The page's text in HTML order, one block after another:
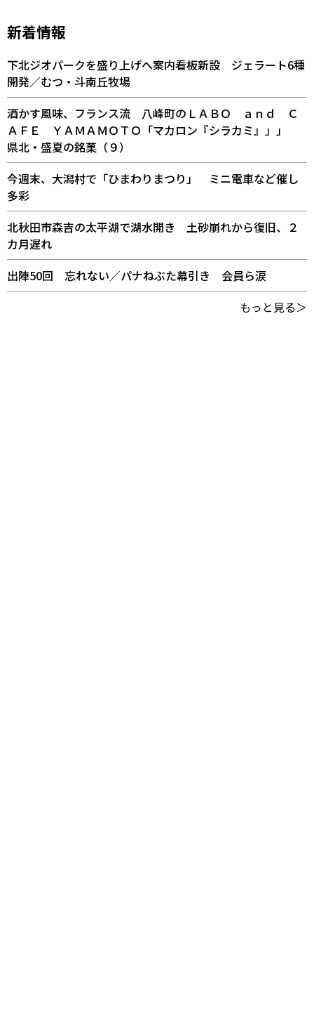
新着情報
下北ジオパークを盛り上げへ案内看板新設 ジェラート6種
開発／むつ・斗南丘牧場
酒かす風味、フランス流 八峰町のＬＡＢＯ ａｎｄ Ｃ
ＡＦＥ ＹＡＭＡＭＯＴＯ「マカロン『シラカミ』」」
県北・盛夏の銘菓（９）
今週末、大潟村で「ひまわりまつり」 ミニ電車など催し
多彩
北秋田市森吉の太平湖で湖水開き 土砂崩れから復旧、２
カ月遅れ
出陣50回 忘れない／パナねぶた幕引き 会員ら涙
もっと見る＞